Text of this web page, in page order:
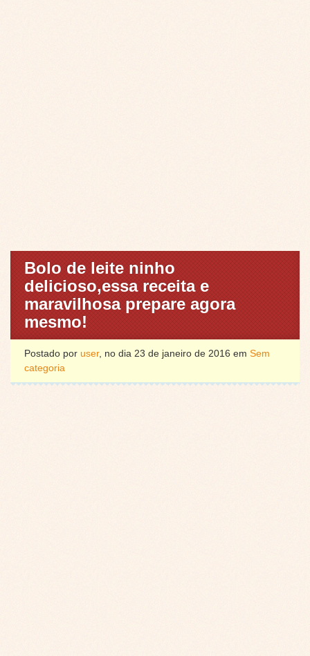
Bolo de leite ninho
delicioso,essa receita e
maravilhosa prepare agora
mesmo!
Postado por user, no dia 23 de janeiro de 2016 em Sem
categoria